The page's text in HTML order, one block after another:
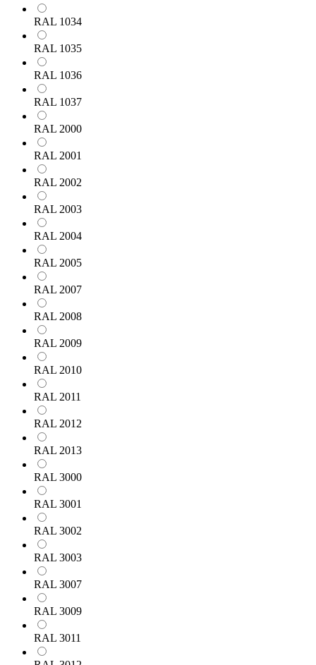
RAL 1034
RAL 1035
RAL 1036
RAL 1037
RAL 2000
RAL 2001
RAL 2002
RAL 2003
RAL 2004
RAL 2005
RAL 2007
RAL 2008
RAL 2009
RAL 2010
RAL 2011
RAL 2012
RAL 2013
RAL 3000
RAL 3001
RAL 3002
RAL 3003
RAL 3007
RAL 3009
RAL 3011